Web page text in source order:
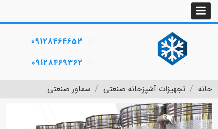
09128464653
09128469362
خانه تجهیزات آشپزخانه صنعتی سماور صنعتی